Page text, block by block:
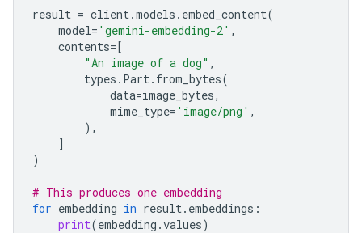
result = client.models . embed_content(
model= 'gemini-embedding-2' ,
contents=[
"An image of a dog" ,
types . Part. from_bytes(
data=image_bytes,
mime_type= 'image/png' ,
),
]
)
# This produces one embedding
for embedding in result. embeddings :
print(embedding .values)